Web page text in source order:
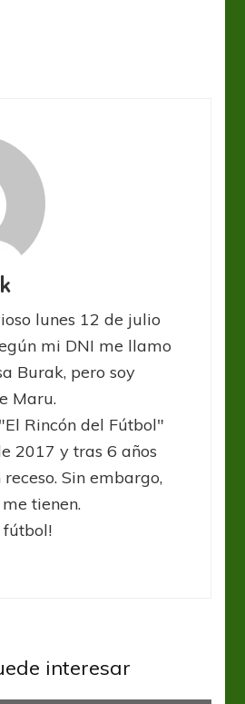
lunes 12 de julio
mi DNI me llamo
Burak, pero soy
Maru.
Rincón del Fútbol"
2017 y tras 6 años
Sin embargo,
tienen.
fútbol!
interesar
Plate